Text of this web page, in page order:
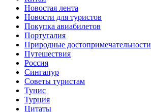
Новостая лента
Новости для туристов
Покупка авиабилетов
Португалия
Природные достопримечательности
Путешествия
Россия
Сингапур
Советы туристам
Тунис
Турция
Цитаты